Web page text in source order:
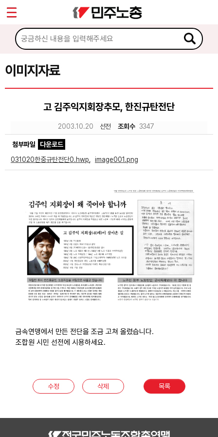
이미지자료
고 김주익지회장추모, 한진규탄전단
2003.10.20 선전 조회수 3347
첨부파일
다운로드
031020한중규탄전단0.hwp
image001.png
금속연맹에서 만든 전단을 조금 고쳐 올렸습니다.
조합원 시민 선전에 시용하세요.
수정 삭제 목록
마이페이지
소개
소식
문서자료
카드뉴스
부설기관
Sketchbook5, 스케치북5
Sketchbook5, 스케치북5